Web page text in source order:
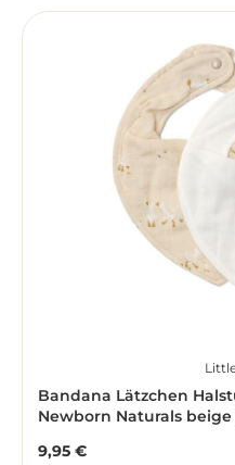
Bandana Lätzchen
Newborn Naturals
Regulärer Preis:
9,95 €